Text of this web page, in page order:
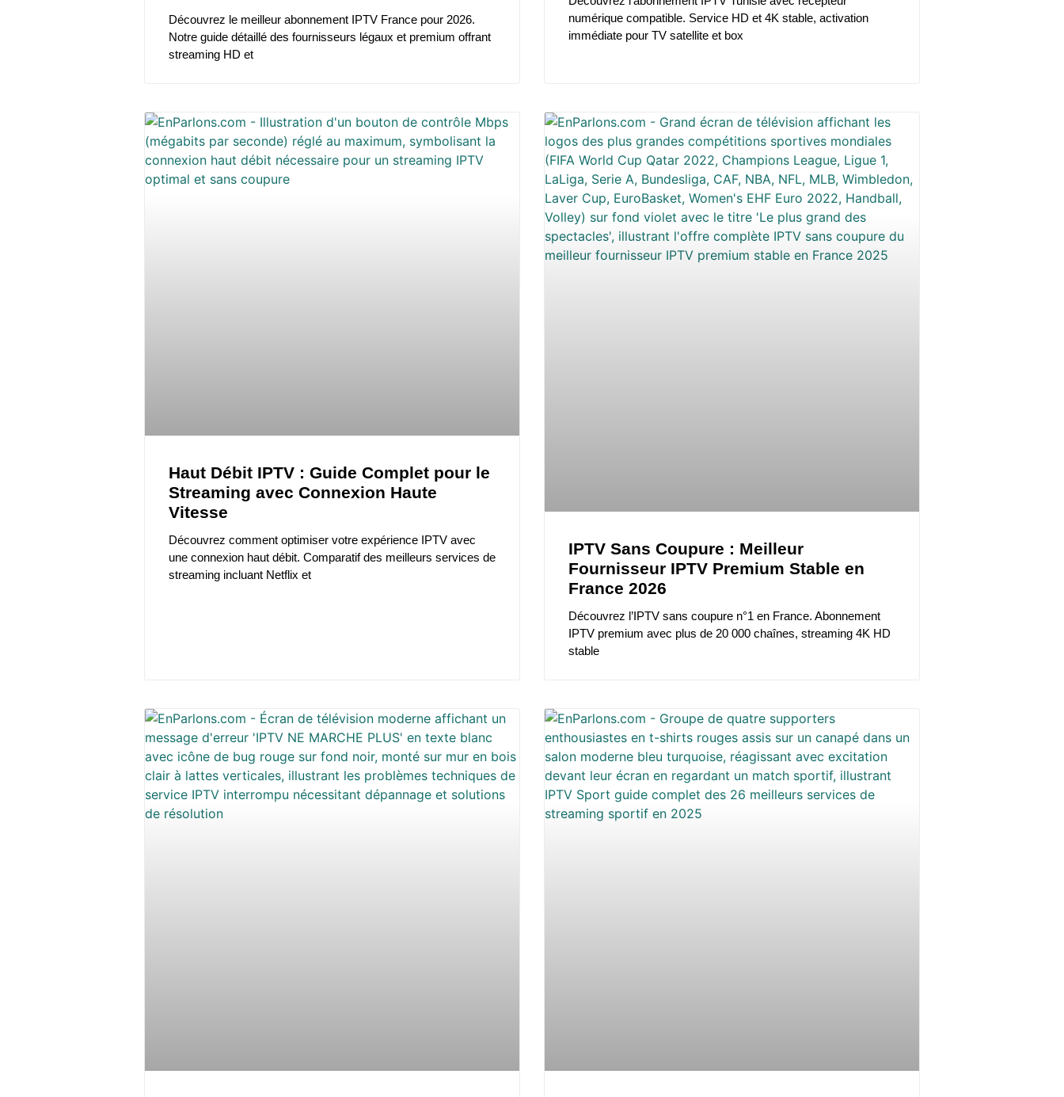
Découvrez le meilleur abonnement IPTV France pour 2026.
Notre guide détaillé des fournisseurs légaux et premium offrant
streaming HD et
numérique compatible. Service HD et 4K stable, activation
immédiate pour TV satellite et box
Haut Débit IPTV : Guide Complet pour le
Streaming avec Connexion Haute
Vitesse
Découvrez comment optimiser votre expérience IPTV avec
une connexion haut débit. Comparatif des meilleurs services de
streaming incluant Netflix et
IPTV Sans Coupure : Meilleur
Fournisseur IPTV Premium Stable en
France 2026
Découvrez l’IPTV sans coupure n°1 en France. Abonnement
IPTV premium avec plus de 20 000 chaînes, streaming 4K HD
stable